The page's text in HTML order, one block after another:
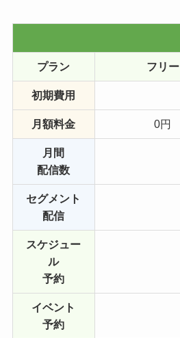
プラン フリー
初期費用
月額料金 0円
月間
配信数
セグメント
配信
スケジュー
ル
予約
イベント
予約